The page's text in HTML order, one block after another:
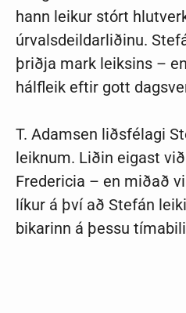
hann leikur stórt
úrvalsdeildarliðinu.
þriðja mark leiksins –
hálfleik eftir gott
T. Adamsen liðsfélagi
leiknum. Liðin eigast
Fredericia – en miðað
líkur á því að Stefán
bikarinn á þessu